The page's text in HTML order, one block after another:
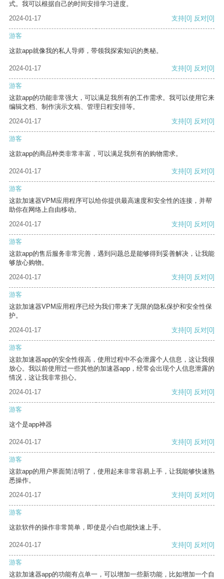
式。我可以根据自己的时间安排学习进度。
2024-01-17
支持[0] 反对[0]
游客
这款app就像我的私人导师，带领我探索知识的奥秘。
2024-01-17 支持[0] 反对[0]
游客
这款app的功能非常强大，可以满足我所有的工作需求。我可以使用它来
编辑文档、制作演示文稿、管理日程安排等。
2024-01-17
支持[0] 反对[0]
游客
这款app的商品种类非常丰富，可以满足我所有的购物需求。
2024-01-17 支持[0] 反对[0]
游客
这款加速器VPM应用程序可以给你提供最高速度和安全性的连接，并帮
助你在网络上自由移动。
2024-01-17
支持[0] 反对[0]
游客
这款app的售后服务非常完善，遇到问题总是能够得到妥善解决，让我能
够放心购物。
2024-01-17
支持[0] 反对[0]
游客
这款加速器VPM应用程序已经为我们带来了无限的隐私保护和安全性保
护。
2024-01-17
支持[0] 反对[0]
游客
这款加速器app的安全性很高，使用过程中不会泄露个人信息，这让我很
放心。我以前使用过一些其他的加速器app，经常会出现个人信息泄露的
情况，这让我非常担心。
2024-01-17
支持[0] 反对[0]
游客
这个是app神器
2024-01-17 支持[0] 反对[0]
游客
这款app的用户界面简洁明了，使用起来非常容易上手，让我能够快速熟
悉操作。
2024-01-17
支持[0] 反对[0]
游客
这款软件的操作非常简单，即使是小白也能快速上手。
2024-01-17 支持[0] 反对[0]
游客
这款加速器app的功能有点单一，可以增加一些新功能，比如增加一个自